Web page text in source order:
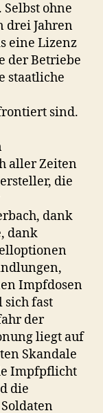
ohne
drei Jahren
eine Lizenz
der Betriebe
staatliche
sind.
aller Zeiten
die
dank
dank
Impfdosen
sich fast
der
liegt auf
Skandale
Impfpflicht
die